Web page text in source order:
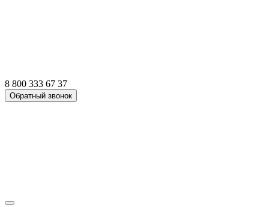
8 800 333 67 37
Обратный звонок